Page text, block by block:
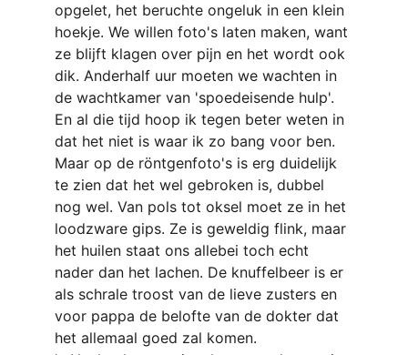
opgelet, het beruchte ongeluk in een klein
hoekje. We willen foto's laten maken, want
ze blijft klagen over pijn en het wordt ook
dik. Anderhalf uur moeten we wachten in
de wachtkamer van 'spoedeisende hulp'.
En al die tijd hoop ik tegen beter weten in
dat het niet is waar ik zo bang voor ben.
Maar op de röntgenfoto's is erg duidelijk
te zien dat het wel gebroken is, dubbel
nog wel. Van pols tot oksel moet ze in het
loodzware gips. Ze is geweldig flink, maar
het huilen staat ons allebei toch echt
nader dan het lachen. De knuffelbeer is er
als schrale troost van de lieve zusters en
voor pappa de belofte van de dokter dat
het allemaal goed zal komen.